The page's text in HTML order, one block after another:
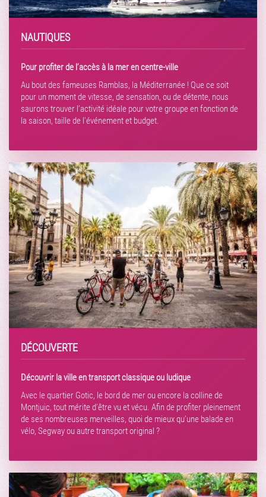
NAUTIQUES
Pour profiter de l’accès à la mer en centre-ville
Au bout des fameuses Ramblas, la Méditerranée ! Que ce soit
pour un moment de vitesse, de sensation, ou de détente, nous
saurons trouver l’activité idéale pour votre groupe en fonction de
la saison, taille de l’événement et budget.
DÉCOUVERTE
Découvrir la ville en transport classique ou ludique
Avec le quartier Gotic, le bord de mer ou encore la colline de
Montjuic, tout mérite d’être vu et vécu. Afin de profiter pleinement
de ses nombreuses merveilles, quoi de mieux qu’une balade en
vélo, Segway ou autre transport original ?